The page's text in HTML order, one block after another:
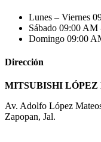
Lunes – Viernes
Sábado 09:00 AM
Domingo 09:00
Dirección
MITSUBISHI LÓPEZ
Av. Adolfo López
Zapopan, Jal.